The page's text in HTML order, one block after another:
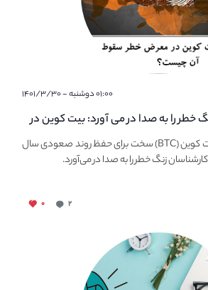
۰۱:۰۰ دوشنبه - ۱۴۰۱/۳/۳۰
خطر را به صدا در می آورد: بیت کوین در
است - دلیل آن چیست؟
در حالی که گاوهای نر بیت کوین (BTC) سخت برای حفظ روند صعودی سال
زنگ خطر را به صدا در می‌آورد.
۲ ۰